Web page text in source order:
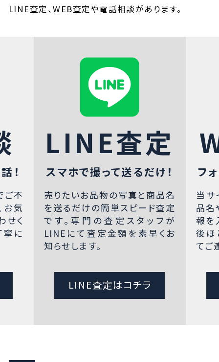
LINE査定、WEB査定や電話相談があります。
！
ご不
お気
せく
寧に
LINE査定
スマホで撮って送るだけ！
売りたいお品物の写真と商品名
を送るだけの簡単スピード査定
です。専門の査定スタッフが
LINEにて査定金額を素早くお
知らせします。
LINE査定はコチラ
フ
当サ
品名
報を
後ほ
てご